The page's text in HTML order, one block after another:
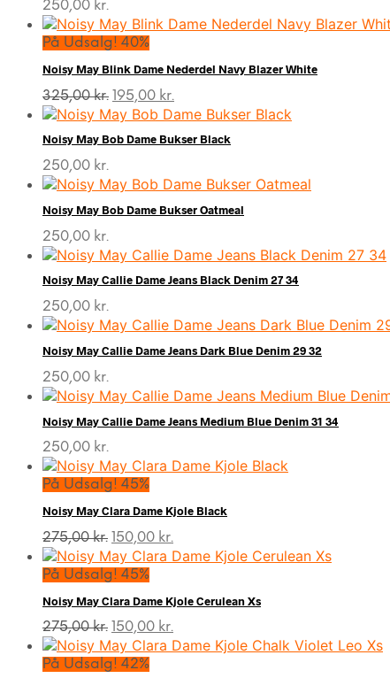
250,00 kr.
På Udsalg! 40%
Noisy May Blink Dame Nederdel Navy Blazer White
325,00kr. Den
oprindelige
var:
195,00 kr.
aktuelle
er:
Noisy May Bob Dame Bukser Black
250,00 kr.
Noisy May Bob Dame Bukser Oatmeal
250,00 kr.
Noisy May Callie Dame Jeans Black Denim 27 34
250,00 kr.
Noisy May Callie Dame Jeans Dark Blue Denim 29 32
250,00 kr.
Noisy May Callie Dame Jeans Medium Blue Denim 31 34
250,00 kr.
På Udsalg! 45%
Noisy May Clara Dame Kjole Black
275,00kr. Den
oprindelige
pris
275,00 kr..
150,00 kr.
aktuelle
150,00 kr..
På Udsalg! 45%
Noisy May Clara Dame Kjole Cerulean Xs
275,00kr. Den
oprindelige
pris
150,00 kr.
aktuelle
På Udsalg! 42%